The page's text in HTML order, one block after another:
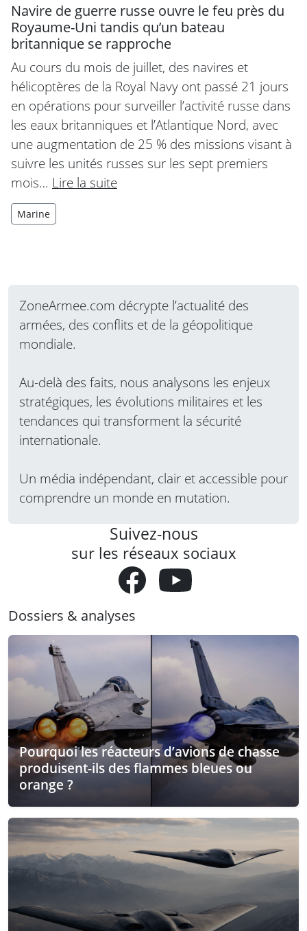
Navire de guerre russe ouvre le feu près du
Royaume-Uni tandis qu’un bateau
britannique se rapproche
Au cours du mois de juillet, des navires et
hélicoptères de la Royal Navy ont passé 21 jours
en opérations pour surveiller l’activité russe dans
les eaux britanniques et l’Atlantique Nord, avec
une augmentation de 25 % des missions visant à
suivre les unités russes sur les sept premiers
mois… Lire la suite
Marine
ZoneArmee.com décrypte l’actualité des
armées, des conflits et de la géopolitique
mondiale.
Au-delà des faits, nous analysons les enjeux
stratégiques, les évolutions militaires et les
tendances qui transforment la sécurité
internationale.
Un média indépendant, clair et accessible pour
comprendre un monde en mutation.
Suivez-nous
sur les réseaux sociaux
Dossiers & analyses
Pourquoi les réacteurs d’avions de chasse
produisent-ils des flammes bleues ou
orange ?